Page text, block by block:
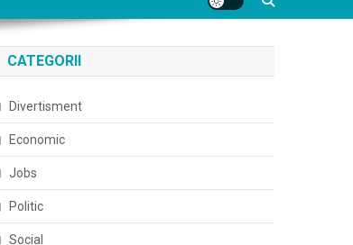
CATEGORII
Divertisment
Economic
Jobs
Politic
Social